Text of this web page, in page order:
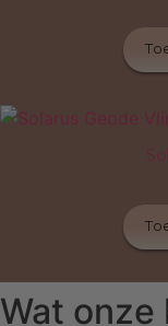
Wat